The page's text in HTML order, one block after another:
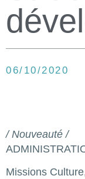
06/10/2020
/ Nouveauté /
Missions